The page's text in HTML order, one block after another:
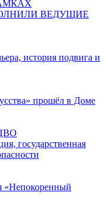
ВЕДУЩИЕ
история подвига и
прошёл в Доме
государственная
«Непокоренный